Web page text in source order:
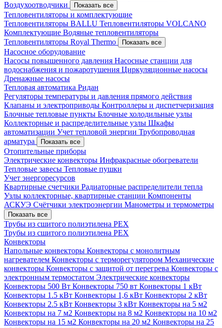
Воздухоотводчики
Показать все
Тепловентиляторы и комплектующие
Тепловентиляторы BALLU Тепловентиляторы VOLCANO
Комплектующие Водяные тепловентиляторы
Тепловентиляторы Royal Thermo
Показать все
Насосное оборудование
Насосы повышенного давления Насосные станции для
водоснабжения и пожаротушения Циркуляционные насосы
Дренажные насосы
Тепловая автоматика Ридан
Регуляторы температуры и давления прямого действия
Клапаны и электроприводы Контроллеры и диспетчеризация
Блочные тепловые пункты Блочные холодильные узлы
Коллекторные и распределительные узлы Шкафы
автоматизации Учет тепловой энергии Трубопроводная
арматура
Показать все
Отопительные приборы
Электрические конвекторы Инфракрасные обогреватели
Тепловые завесы Тепловые пушки
Учет энергоресурсов
Квартирные счетчики Радиаторные распределители тепла
Узлы коллекторные, квартирные станции Компоненты
АСКУЭ Счётчики электроэнергии Манометры и термометры
Показать все
Трубы из сшитого полиэтилена PEX
Трубы из сшитого полиэтилена PEX
Конвекторы
Напольные конвекторы Конвекторы с монолитным
нагревателем Конвекторы с терморегулятором Механические
конвекторы Конвекторы с защитой от перегрева Конвекторы с
электронным термостатом Электрические конвекторы
Конвекторы 500 Вт Конвекторы 750 вт Конвекторы 1 кВт
Конвекторы 1.5 кВт Конвекторы 1,6 кВт Конвекторы 2 кВт
Конвекторы 2.5 кВт Конвекторы 3 кВт Конвекторы на 5 м2
Конвекторы на 7 м2 Конвекторы на 8 м2 Конвекторы на 10 м2
Конвекторы на 15 м2 Конвекторы на 20 м2 Конвекторы на 25